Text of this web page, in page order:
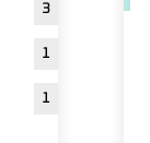
3
1
1